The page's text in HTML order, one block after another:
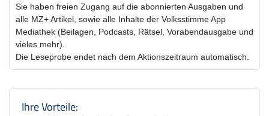
Sie haben freien Zugang auf die abonnierten Ausgaben und
alle MZ+ Artikel, sowie alle Inhalte der Volksstimme App
Mediathek (Beilagen, Podcasts, Rätsel, Vorabendausgabe und
vieles mehr).
Die Leseprobe endet nach dem Aktionszeitraum automatisch.
Produktzusammenfassung und
Ihre Vorteile: